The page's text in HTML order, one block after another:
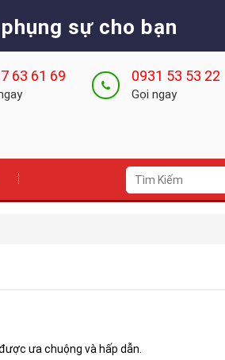
sự cho bạn
63 61 69 0931 53 53 22
Gọi ngay
ưa chuộng và hấp dẫn.